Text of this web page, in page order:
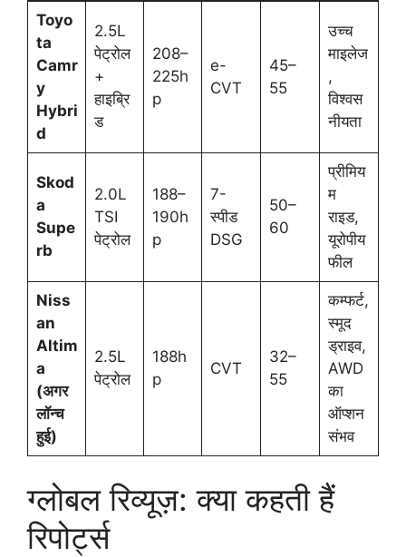
Toyo
ta
Camr
y
Hybri
d
2.5L
पेट्रोल
+
हाइब्रि
ड
208–
225h
p
e-
CVT
45–
55
उच्च
माइलेज
,
विश्वस
नीयता
Skod
a
Supe
rb
2.0L
TSI
पेट्रोल
188–
190h
p
7-
स्पीड
DSG
50–
60
प्रीमिय
म
राइड,
यूरोपीय
फील
Niss
an
Altim
a
(अगर
लॉन्च
हुई)
2.5L
पेट्रोल
188h
p
CVT
32–
55
कम्फर्ट,
स्मूद
ड्राइव,
AWD
का
ऑप्शन
संभव
ग्लोबल रिव्यूज़: क्या कहती हैं
रिपोर्ट्स